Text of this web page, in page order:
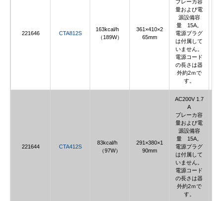
221646 CTA812S
163kcal/h
（189W）
361×410×2
65mm
ブレーカ容
量および電
源設備容
量 15A。
電源プラグ
は付属して
いません。
電源コード
の長さは器
外約2ｍで
す。
221644 CTA412S
83kcal/h
（97W）
291×380×1
90mm
AC200V 1.7
A
ブレーカ容
量および電
源設備容
量 15A。
電源プラグ
は付属して
いません。
電源コード
の長さは器
外約2ｍで
す。